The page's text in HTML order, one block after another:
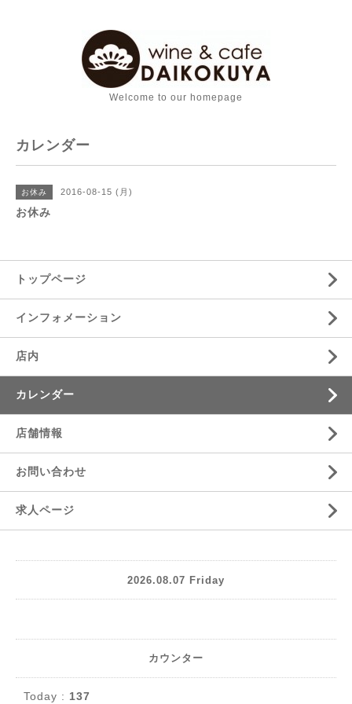
Welcome to our homepage
カレンダー
お休み 2016-08-15 (月)
お休み
トップページ
インフォメーション
店内
カレンダー
店舗情報
お問い合わせ
求人ページ
2026.08.07 Friday
カウンター
Today : 137